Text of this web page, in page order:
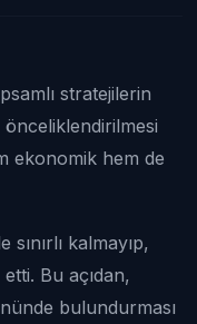
stratejilerin
ekonomik hem de
kalmayıp,
Bu açıdan,
bulundurması